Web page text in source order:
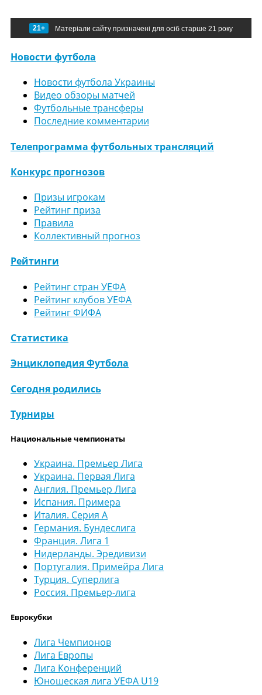
21+ Матеріали сайту призначені для осіб старше 21 року
Новости футбола
Новости футбола Украины
Видео обзоры матчей
Футбольные трансферы
Последние комментарии
Телепрограмма футбольных трансляций
Конкурс прогнозов
Призы игрокам
Рейтинг приза
Правила
Коллективный прогноз
Рейтинги
Рейтинг стран УЕФА
Рейтинг клубов УЕФА
Рейтинг ФИФА
Статистика
Энциклопедия Футбола
Сегодня родились
Турниры
Национальные чемпионаты
Украина. Премьер Лига
Украина. Первая Лига
Англия. Премьер Лига
Испания. Примера
Италия. Серия А
Германия. Бундеслига
Франция. Лига 1
Нидерланды. Эредивизи
Португалия. Примейра Лига
Турция. Суперлига
Россия. Премьер-лига
Еврокубки
Лига Чемпионов
Лига Европы
Лига Конференций
Юношеская лига УЕФА U19